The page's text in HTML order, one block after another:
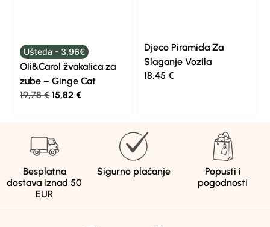
Ušteda - 3,96€
Oli&Carol žvakalica za
zube – Ginge Cat
19,78€ 15,82€
Djeco Piramida Za
Slaganje Vozila
18,45 €
Besplatna
dostava iznad 50
EUR
Sigurno plaćanje
Popusti i
pogodnosti